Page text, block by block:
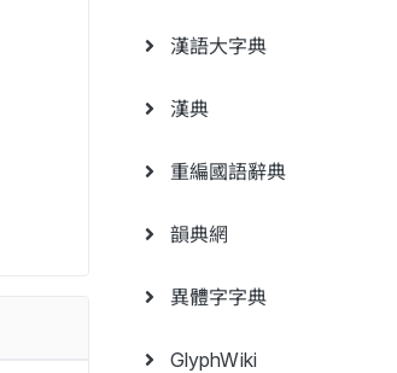
漢語大字典
漢典
重編國語辭典
韻典網
異體字字典
GlyphWiki